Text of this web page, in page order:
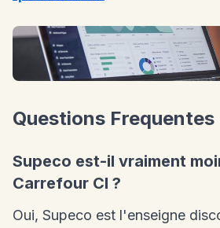
Questions Frequentes
Supeco est-il vraiment
Carrefour CI ?
Oui, Supeco est l'enseigne